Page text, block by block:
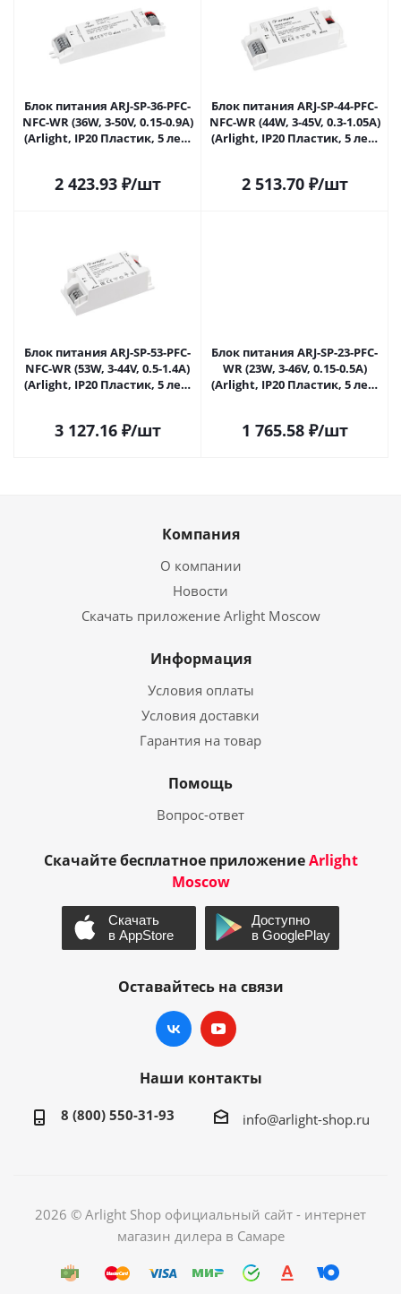
Блок питания ARJ-SP-36-PFC-
NFC-WR (36W, 3-50V, 0.15-0.9A)
(Arlight, IP20 Пластик, 5 лет)
2 423.93₽/шт
Блок питания ARJ-SP-44-PFC-
NFC-WR (44W, 3-45V, 0.3-1.05A)
(Arlight, IP20 Пластик, 5 лет)
2 513.70₽/шт
Блок питания ARJ-SP-53-PFC-
NFC-WR (53W, 3-44V, 0.5-1.4A)
(Arlight, IP20 Пластик, 5 лет)
3 127.16₽/шт
Блок питания ARJ-SP-23-PFC-
WR (23W, 3-46V, 0.15-0.5A)
(Arlight, IP20 Пластик, 5 лет)
1 765.58₽/шт
Компания
О компании
Новости
Скачать приложение Arlight Moscow
Информация
Условия оплаты
Условия доставки
Гарантия на товар
Помощь
Вопрос-ответ
Скачайте бесплатное приложениеArlight
Moscow
Оставайтесь на связи
Наши контакты
8 (800) 550-31-93 info@arlight-shop.ru
2026 © Arlight Shop официальный сайт - интернет
магазин дилера в Самаре